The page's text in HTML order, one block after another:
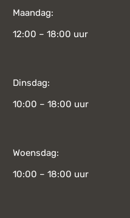
Maandag:
12:00 – 18:00 uur
Dinsdag:
10:00 – 18:00 uur
Woensdag:
10:00 – 18:00 uur